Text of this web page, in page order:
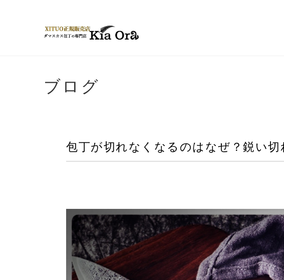
ブログ
包丁が切れなくなるのはなぜ？鋭い